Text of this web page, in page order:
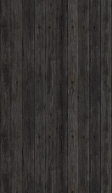
Перейти к основному